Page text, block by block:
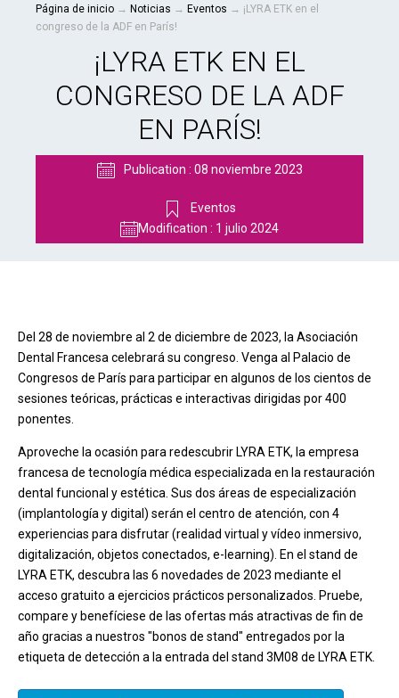
Página de inicio → Noticias → Eventos → ¡LYRA ETK en el
congreso de la ADF en París!
¡LYRA ETK EN EL
CONGRESO DE LA ADF
EN PARÍS!
Publication : 08 noviembre 2023
Eventos
Modification : 1 julio 2024
Del 28 de noviembre al 2 de diciembre de 2023, la Asociación
Dental Francesa celebrará su congreso. Venga al Palacio de
Congresos de París para participar en algunos de los cientos de
sesiones teóricas, prácticas e interactivas dirigidas por 400
ponentes.
Aproveche la ocasión para redescubrir LYRA ETK, la empresa
francesa de tecnología médica especializada en la restauración
dental funcional y estética. Sus dos áreas de especialización
(implantología y digital) serán el centro de atención, con 4
experiencias para disfrutar (realidad virtual y vídeo inmersivo,
digitalización, objetos conectados, e-learning). En el stand de
LYRA ETK, descubra las 6 novedades de 2023 mediante el
acceso gratuito a ejercicios prácticos personalizados. Pruebe,
compare y benefíciese de las ofertas más atractivas de fin de
año gracias a nuestros "bonos de stand" entregados por la
etiqueta de detección a la entrada del stand 3M08 de LYRA ETK.